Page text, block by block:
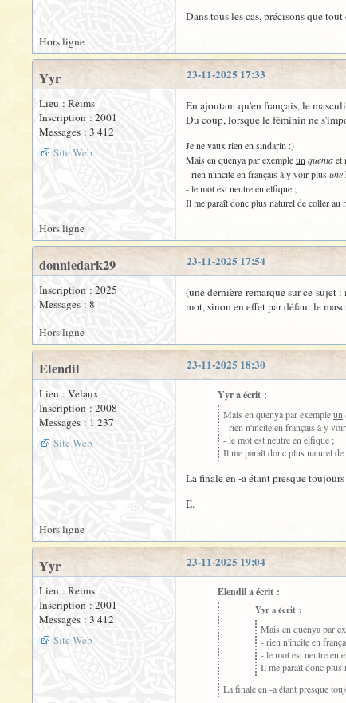
Dans tous les cas, précisons que
Hors ligne
23-11-2025 17:33
Yyr
Lieu : Reims
Inscription : 2001
Messages : 3 412
Site Web
En ajoutant qu'en français, le
Du coup, lorsque le féminin ne
Je ne vaux rien en sindarin :)
Mais en quenya par exempleun quentaet
- rien n'incite en français à y voir plus une
- le mot est neutre en elfique ;
Il me paraît donc plus naturel de coller au
Hors ligne
23-11-2025 17:54
donniedark29
Inscription : 2025
Messages : 8
(une dernière remarque sur ce sujet
mot, sinon en effet par défaut le
Hors ligne
23-11-2025 18:30
Elendil
Lieu : Velaux
Inscription : 2008
Messages : 1 237
Site Web
Yyr a écrit :
Mais en quenya par exempleun
- rien n'incite en français à y
- le mot est neutre en elfique ;
Il me paraît donc plus naturel
La finale en -a étant presque
E.
Hors ligne
23-11-2025 19:04
Yyr
Lieu : Reims
Inscription : 2001
Messages : 3 412
Site Web
Elendil a écrit :
Yyr a écrit :
Mais en quenya par
- rien n'incite en
- le mot est neutre en
Il me paraît donc plus
La finale en -a étant presque